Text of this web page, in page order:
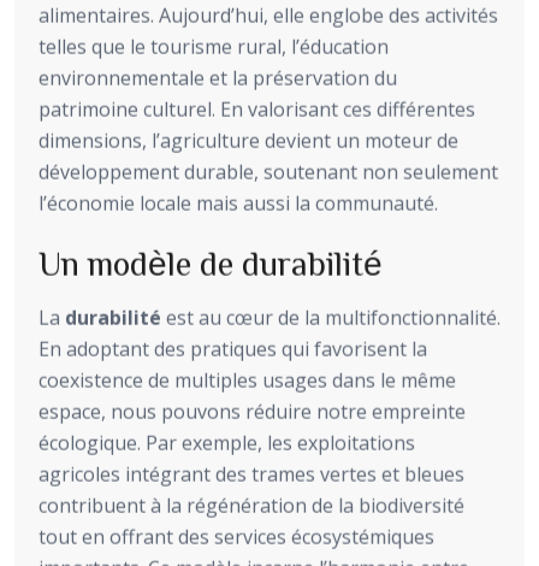
alimentaires. Aujourd’hui, elle englobe des activités
telles que le tourisme rural, l’éducation
environnementale et la préservation du
patrimoine culturel. En valorisant ces différentes
dimensions, l’agriculture devient un moteur de
développement durable, soutenant non seulement
l’économie locale mais aussi la communauté.
Un modèle de durabilité
La durabilité est au cœur de la multifonctionnalité.
En adoptant des pratiques qui favorisent la
coexistence de multiples usages dans le même
espace, nous pouvons réduire notre empreinte
écologique. Par exemple, les exploitations
agricoles intégrant des trames vertes et bleues
contribuent à la régénération de la biodiversité
tout en offrant des services écosystémiques